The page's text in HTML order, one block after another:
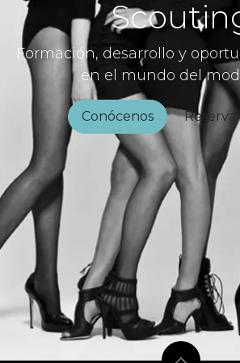
Formación, desarrollo y
en el mundo del
Conócenos